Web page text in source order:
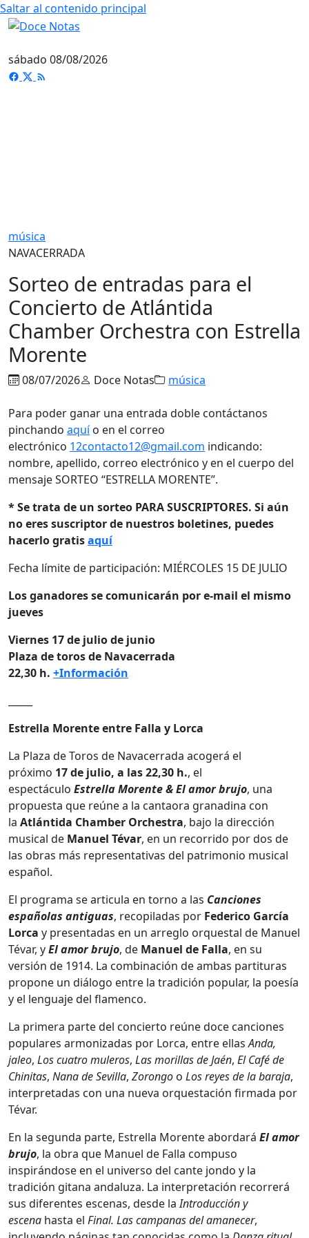
Saltar al contenido principal
sábado 08/08/2026
música
NAVACERRADA
Sorteo de entradas para el
Concierto de Atlántida
Chamber Orchestra con Estrella
Morente
08/07/2026 Doce Notas música
Para poder ganar una entrada doble contáctanos
pinchando aquío en el correo
electrónico 12contacto12@gmail.com indicando:
nombre, apellido, correo electrónico y en el cuerpo del
mensaje SORTEO “ESTRELLA MORENTE”.
* Se trata de un sorteo PARA SUSCRIPTORES. Si aún
no eres suscriptor de nuestros boletines, puedes
hacerlo gratisaquí
Fecha límite de participación: MIÉRCOLES 15 DE JULIO
Los ganadores se comunicarán por e-mail el mismo
jueves
Viernes 17 de julio de junio
Plaza de toros de Navacerrada
22,30 h. +Información
Estrella Morente entre Falla y Lorca
La Plaza de Toros de Navacerrada acogerá el
próximo 17 de julio, a las 22,30 h., el
espectáculo Estrella Morente & El amor brujo, una
propuesta que reúne a la cantaora granadina con
la Atlántida Chamber Orchestra, bajo la dirección
musical de Manuel Tévar, en un recorrido por dos de
las obras más representativas del patrimonio musical
español.
El programa se articula en torno a las Canciones
españolas antiguas, recopiladas por Federico García
Lorca y presentadas en un arreglo orquestal de Manuel
Tévar, yEl amor brujo, de Manuel de Falla, en su
versión de 1914. La combinación de ambas partituras
propone un diálogo entre la tradición popular, la poesía
y el lenguaje del flamenco.
La primera parte del concierto reúne doce canciones
populares armonizadas por Lorca, entre ellasAnda,
jaleo, Los cuatro muleros, Las morillas de Jaén, El Café de
Chinitas, Nana de Sevilla, Zorongo o Los reyes de la baraja,
interpretadas con una nueva orquestación firmada por
Tévar.
En la segunda parte, Estrella Morente abordará El amor
brujo, la obra que Manuel de Falla compuso
inspirándose en el universo del cante jondo y la
tradición gitana andaluza. La interpretación recorrerá
sus diferentes escenas, desde laIntroducción y
escena hasta el Final. Las campanas del amanecer,